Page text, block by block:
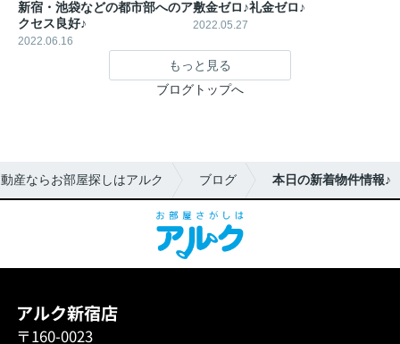
新宿・池袋などの都市部へのア
クセス良好♪
2022.06.16
敷金ゼロ♪礼金ゼロ♪
2022.05.27
もっと見る
ブログトップへ
産ならお部屋探しはアルク ブログ 本日の新着物件情報♪
アルク新宿店
〒160-0023